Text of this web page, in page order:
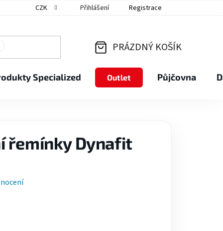
CZK Přihlášení Registrace
KOŠÍK
PRÁZDNÝ KOŠÍK
Specialized Outlet Půjčovna
řemínky Dynafit